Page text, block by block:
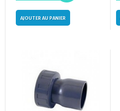
AJOUTER AU PANIER